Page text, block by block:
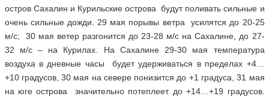
остров Сахалин и Курильские острова будут поливать сильные и
очень сильные дожди. 29 мая порывы ветра усилятся до 20-25
м/с; 30 мая ветер разгонится до 23-28 м/с на Сахалине, до 27-
32 м/с – на Курилах. На Сахалине 29-30 мая температура
воздуха в дневные часы будет удерживаться в пределах +4…
+10 градусов, 30 мая на севере понизится до +1 градуса, 31 мая
на юге острова значительно потеплеет до +14…+19 градусов.